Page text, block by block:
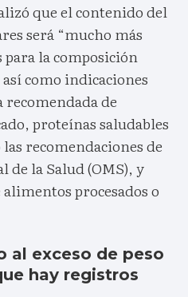
que el contenido del
será “mucho más
la composición
como indicaciones
de
proteínas saludables
recomendaciones de
de la Salud (OMS), y
procesados o
al exceso de peso
hay registros